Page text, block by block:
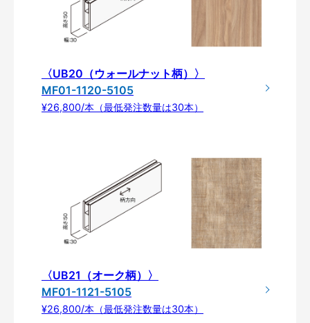
〈UB20（ウォールナット柄）〉
MF01-1120-5105
¥26,800/本（最低発注数量は30本）
〈UB21（オーク柄）〉
MF01-1121-5105
¥26,800/本（最低発注数量は30本）